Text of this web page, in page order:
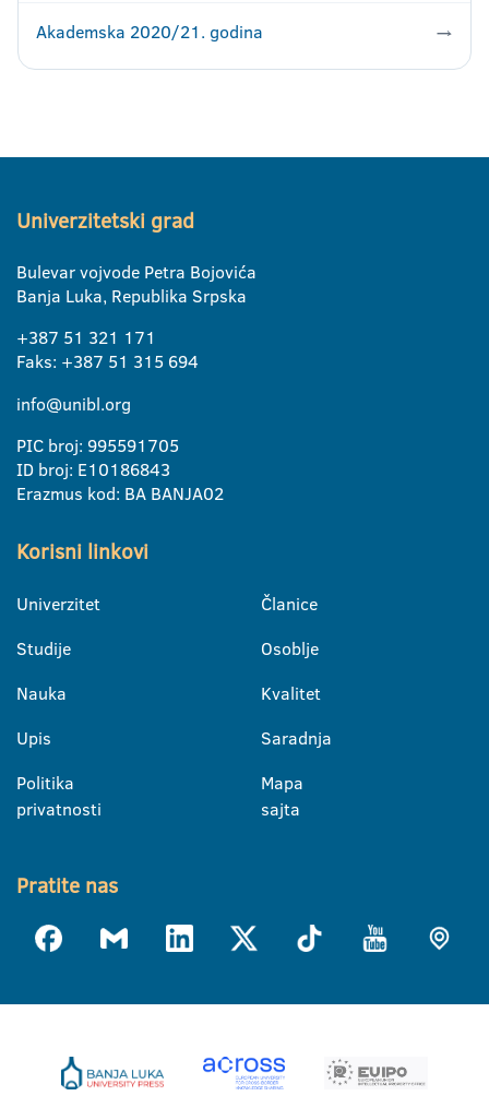
Akademska 2020/21. godina →
Univerzitetski grad
Bulevar vojvode Petra Bojovića
Banja Luka, Republika Srpska
+387 51 321 171
Faks: +387 51 315 694
info@unibl.org
PIC broj: 995591705
ID broj: E10186843
Erazmus kod: BA BANJA02
Korisni linkovi
Univerzitet
Studije
Nauka
Upis
Politika
privatnosti
Članice
Osoblje
Kvalitet
Saradnja
Mapa
sajta
Pratite nas